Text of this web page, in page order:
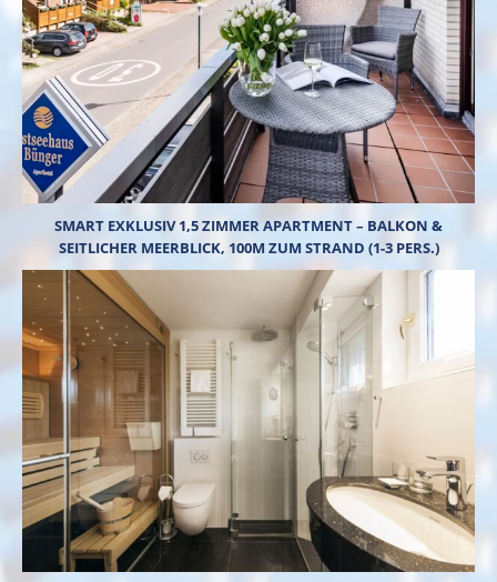
SMART EXKLUSIV 1,5 ZIMMER APARTMENT – BALKON &
SEITLICHER MEERBLICK, 100M ZUM STRAND (1-3 PERS.)